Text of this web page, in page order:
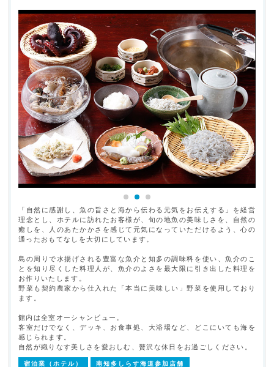
「自然に感謝し、魚の旨さと海から伝わる元気をお伝えする」を経営
理念とし、ホテルに訪れたお客様が、旬の地魚の美味しさを、自然の
癒しを、人のあたかかさを感じて元気になっていただけるよう、心の
通ったおもてなしを大切にしています。
島の周りで水揚げされる豊富な魚介と知多の調味料を使い、魚介のこ
とを知り尽くした料理人が、魚介のよさを最大限に引き出した料理を
お作りいたします。
野菜も契約農家から仕入れた「本当に美味しい」野菜を使用しており
ます。
館内は全室オーシャンビュー。
客室だけでなく、デッキ、お食事処、大浴場など、どこにいても海を
感じられます。
自然が織りなす美しさを愛おしむ、贅沢な休日をお過ごしください。
宿泊業（ホテル） 南知多しらす海道参加店舗